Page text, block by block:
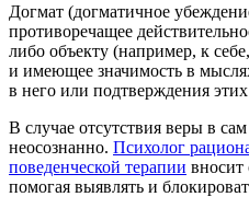
Догмат (догматичное
противоречащее
либо объекту (например, к
и имеющее значимость в
в него или подтверждения
В случае отсутствия веры в
неосознанно. Психолог
поведенческой терапии вносит
помогая выявлять и